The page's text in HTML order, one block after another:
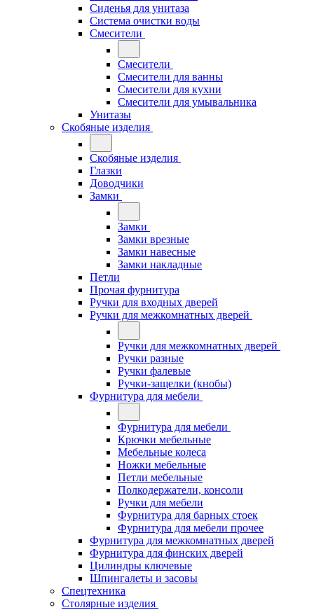
Сиденья для унитаза
Система очистки воды
Смесители
Смесители
Смесители для ванны
Смесители для кухни
Смесители для умывальника
Унитазы
Скобяные изделия
Скобяные изделия
Глазки
Доводчики
Замки
Замки
Замки врезные
Замки навесные
Замки накладные
Петли
Прочая фурнитура
Ручки для входных дверей
Ручки для межкомнатных дверей
Ручки для межкомнатных дверей
Ручки разные
Ручки фалевые
Ручки-защелки (кнобы)
Фурнитура для мебели
Фурнитура для мебели
Крючки мебельные
Мебельные колеса
Ножки мебельные
Петли мебельные
Полкодержатели, консоли
Ручки для мебели
Фурнитура для барных стоек
Фурнитура для мебели прочее
Фурнитура для межкомнатных дверей
Фурнитура для финских дверей
Цилиндры ключевые
Шпингалеты и засовы
Спецтехника
Столярные изделия